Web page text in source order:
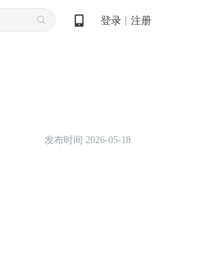
登录 注册
发布时间 2026-05-18